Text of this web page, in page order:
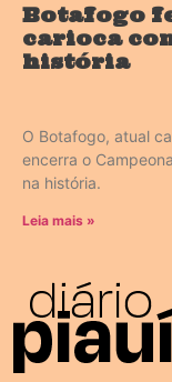
Botafogo
carioca
história
O Botafogo, atual
encerra o
na história.
Leia mais »